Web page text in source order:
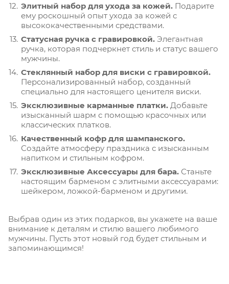
Элитный набор для ухода за кожей. Подарите
ему роскошный опыт ухода за кожей с
высококачественными средствами.
Статусная ручка с гравировкой. Элегантная
ручка, которая подчеркнет стиль и статус вашего
мужчины.
Стеклянный набор для виски с гравировкой.
Персонализированный набор, созданный
специально для настоящего ценителя виски.
Эксклюзивные карманные платки. Добавьте
изысканный шарм с помощью красочных или
классических платков.
Качественный кофр для шампанского.
Создайте атмосферу праздника с изысканным
напитком и стильным кофром.
Эксклюзивные Аксессуары для бара. Станьте
настоящим барменом с элитными аксессуарами:
шейкером, ложкой-барменом и другими.
Выбрав один из этих подарков, вы укажете на ваше
внимание к деталям и стилю вашего любимого
мужчины. Пусть этот новый год будет стильным и
запоминающимся!